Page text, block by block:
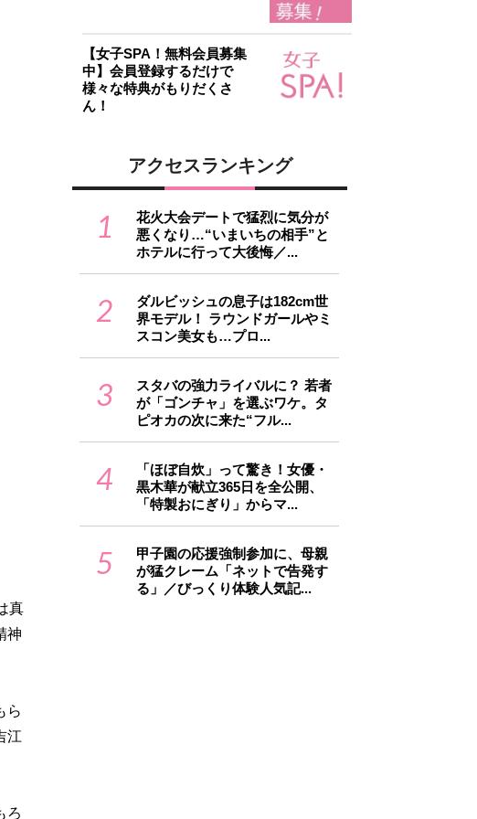
真
神
ら
江
ろ
【女子SPA！無料会員募集
中】会員登録するだけで
様々な特典がもりだくさ
ん！
アクセスランキング
1
花火大会デートで猛烈に気分が
悪くなり…“いまいちの相手”と
ホテルに行って大後悔／...
2
ダルビッシュの息子は182cm世
界モデル！ ラウンドガールやミ
スコン美女も…プロ...
3
スタバの強力ライバルに？ 若者
が「ゴンチャ」を選ぶワケ。タ
ピオカの次に来た“フル...
4
「ほぼ自炊」って驚き！女優・
黒木華が献立365日を全公開、
「特製おにぎり」からマ...
5
甲子園の応援強制参加に、母親
が猛クレーム「ネットで告発す
る」／びっくり体験人気記...